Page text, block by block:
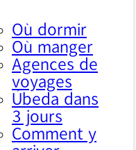
Où dormir
Où manger
Agences de
voyages
Úbeda dans
3 jours
Comment y